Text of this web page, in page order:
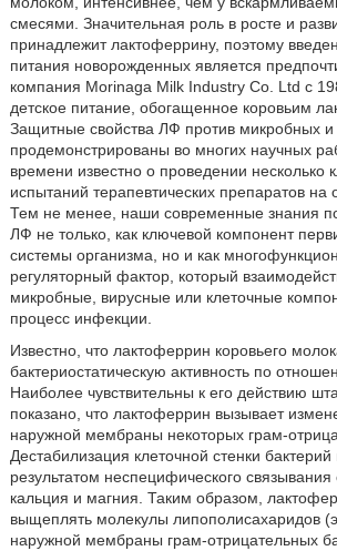
смесями. Значительная роль в росте и
принадлежит лактоферрину, поэтому
питания новорожденных является
компания Morinaga Milk Industry Co. Ltd с
детское питание, обогащенное коровьим
Защитные свойства ЛФ против микробных
продемонстрированы во многих научных
времени известно о проведении несколько
испытаний терапевтических препаратов на
Тем не менее, наши современные знания
ЛФ не только, как ключевой компонент
системы организма, но и как
регуляторный фактор, который
микробные, вирусные или клеточные
процесс инфекции.
Известно, что лактоферрин коровьего
бактериостатическую активность по
Наиболее чувствительны к его действию
показано, что лактоферрин вызывает
наружной мембраны некоторых грам-
Дестабилизация клеточной стенки
результатом неспецифического
кальция и магния. Таким образом,
выщеплять молекулы липополисахаридов
наружной мембраны грам-отрицательных